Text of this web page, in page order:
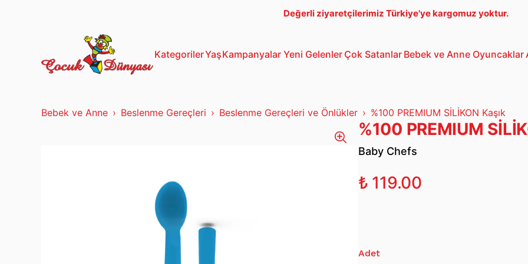
Değerli ziyaretçilerimiz Türkiye'ye kargomuz yoktur.
Kategoriler
Bebek
Yaş
3-5 Yaş
Kampanyalar Yeni Gelenler Çok Satanlar Bebek ve Anne Oyuncaklar
Lego
Bebek ve Anne Beslenme Gereçleri Beslenme Gereçleri ve Önlükler %100 PREMIUM SİLİKON Kaşık
%100 PREMIUM
Baby Chefs
₺ 119.00
Adet